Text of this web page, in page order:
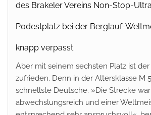
des Brakeler Vereins Non-Stop-
Podestplatz bei der Berglauf-
knapp verpasst.
Aber mit seinem sechsten Platz ist der
zufrieden. Denn in der Altersklasse M
schnellste Deutsche. »Die Strecke
abwechslungsreich und einer